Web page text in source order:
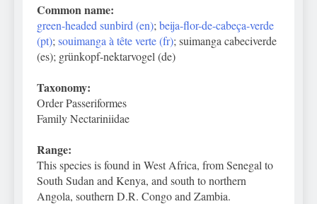
Common name:
green-headed sunbird (en); beija-flor-de-cabeça-verde
(pt); souimanga à tête verte (fr); suimanga cabeciverde
(es); grünkopf-nektarvogel (de)
Taxonomy:
Order Passeriformes
Family Nectariniidae
Range:
This species is found in West Africa, from Senegal to
South Sudan and Kenya, and south to northern
Angola, southern D.R. Congo and Zambia.